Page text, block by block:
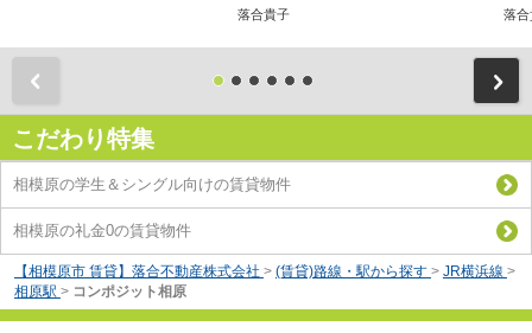
落合貴子 落合
こだわり特集
相模原の学生＆シングル向けの賃貸物件
相模原の礼金0の賃貸物件
【相模原市 賃貸】落合不動産株式会社 > (賃貸)路線・駅から探す > JR横浜線 >
相原駅 > コンポジット相原